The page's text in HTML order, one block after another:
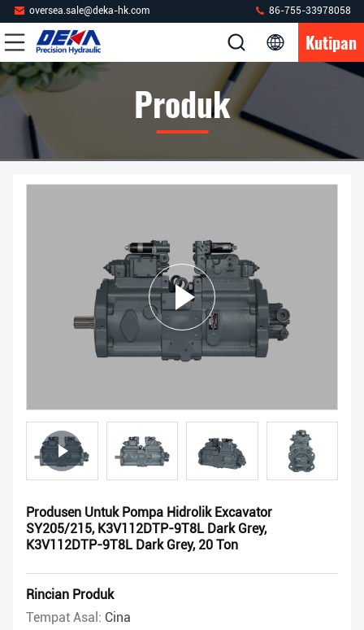
oversea.sale@deka-hk.com 86-755-33978058
Kutipan
Produk
Produsen Untuk Pompa Hidrolik Excavator
SY205/215, K3V112DTP-9T8L Dark Grey,
K3V112DTP-9T8L Dark Grey, 20 Ton
Rincian Produk
Tempat Asal: Cina